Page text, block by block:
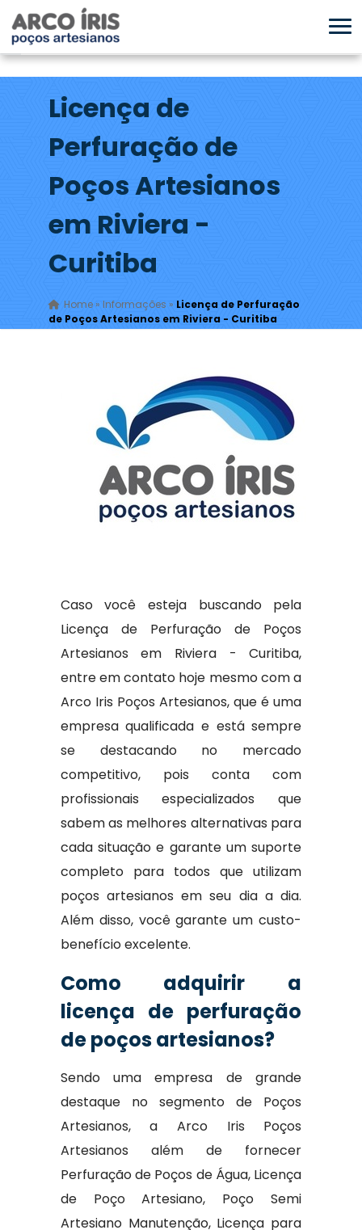
Licença de
Perfuração de
Poços Artesianos
em Riviera -
Curitiba
Home» Informações » Licença de Perfuração
de Poços Artesianos em Riviera - Curitiba
Caso você esteja buscando pela
Licença de Perfuração de Poços
Artesianos em Riviera - Curitiba,
entre em contato hoje mesmo com a
Arco Iris Poços Artesianos, que é uma
empresa qualificada e está sempre
se destacando no mercado
competitivo, pois conta com
profissionais especializados que
sabem as melhores alternativas para
cada situação e garante um suporte
completo para todos que utilizam
poços artesianos em seu dia a dia.
Além disso, você garante um custo-
benefício excelente.
Como adquirir a
licença de perfuração
de poços artesianos?
Sendo uma empresa de grande
destaque no segmento de Poços
Artesianos, a Arco Iris Poços
Artesianos além de fornecer
Perfuração de Poços de Água, Licença
de Poço Artesiano, Poço Semi
Artesiano Manutenção, Licença para